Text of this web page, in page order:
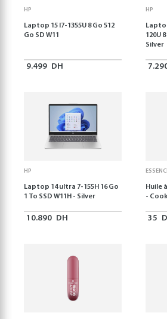
HP
Laptop 15 I7-1355U 8 Go 512
Go SD W11
9.499 DH
HP
120U
Silver
HP
Laptop 14 ultra 7-155H 16 Go
1 To SSD W11H - Silver
10.890 DH
Huile
-
35